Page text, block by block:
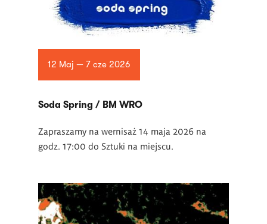
12 Maj — 7 cze 2026
Soda Spring / BM WRO
Zapraszamy na wernisaż 14 maja 2026 na
godz. 17:00 do Sztuki na miejscu.